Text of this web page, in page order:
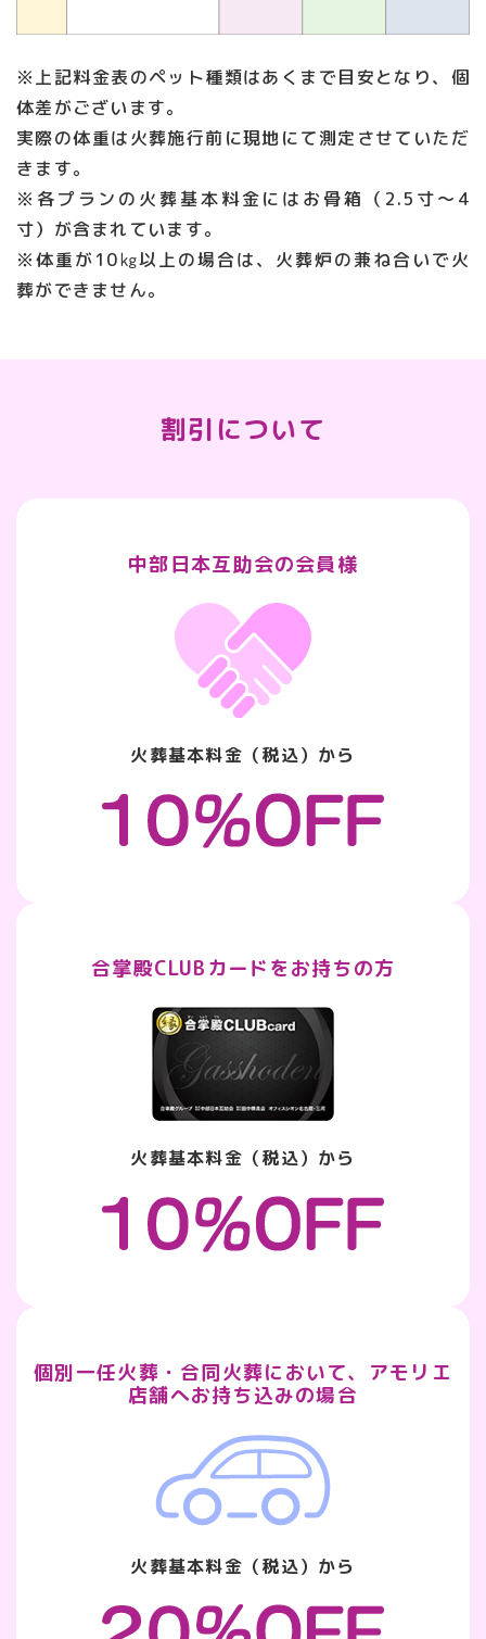
※上記料金表のペット種類はあくまで目安となり、個
体差がございます。
実際の体重は火葬施行前に現地にて測定させていただ
きます。
※各プランの火葬基本料金にはお骨箱（2.5寸～4
寸）が含まれています。
※体重が10㎏以上の場合は、火葬炉の兼ね合いで火
葬ができません。
割引について
中部日本互助会の会員様
火葬基本料金（税込）から
合掌殿CLUBカードをお持ちの方
火葬基本料金（税込）から
個別一任火葬・合同火葬において、アモリエ
店舗へお持ち込みの場合
火葬基本料金（税込）から